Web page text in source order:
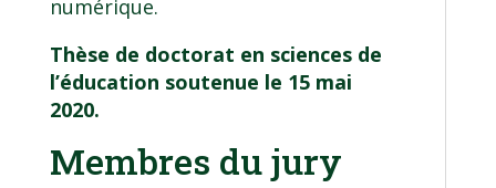
numérique.
Thèse de doctorat en sciences de
l’éducation soutenue le 15 mai
2020.
Membres du jury